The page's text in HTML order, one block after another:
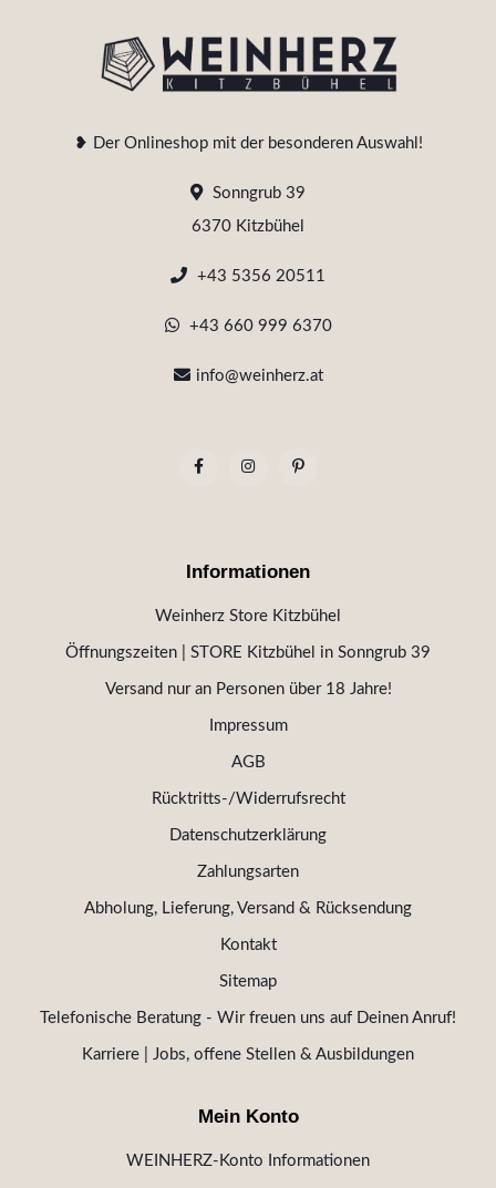
❥ Der Onlineshop mit der besonderen Auswahl!
Sonngrub 39
6370 Kitzbühel
+43 5356 20511
+43 660 999 6370
info@weinherz.at
Informationen
Weinherz Store Kitzbühel
Öffnungszeiten | STORE Kitzbühel in Sonngrub 39
Versand nur an Personen über 18 Jahre!
Impressum
AGB
Rücktritts-/Widerrufsrecht
Datenschutzerklärung
Zahlungsarten
Abholung, Lieferung, Versand & Rücksendung
Kontakt
Sitemap
Telefonische Beratung - Wir freuen uns auf Deinen Anruf!
Karriere | Jobs, offene Stellen & Ausbildungen
Mein Konto
WEINHERZ-Konto Informationen